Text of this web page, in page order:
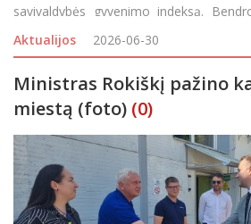
savivaldybės gyvenimo indeksą.
šalies savivaldybių Rokiškio pavadinimas
Aktualijos 2026-06-30
Ministras Rokiškį pažino
miestą (foto) (0)